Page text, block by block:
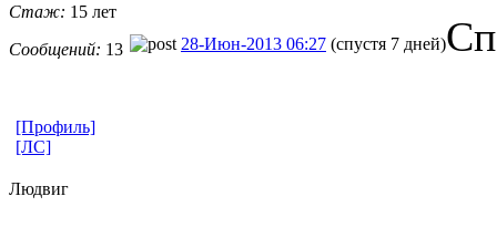
Стаж: 15 лет
Сообщений: 13 28-Июн-2013 06:27 (спустя 7 дней)
[Профиль]
[ЛС]
Людвиг